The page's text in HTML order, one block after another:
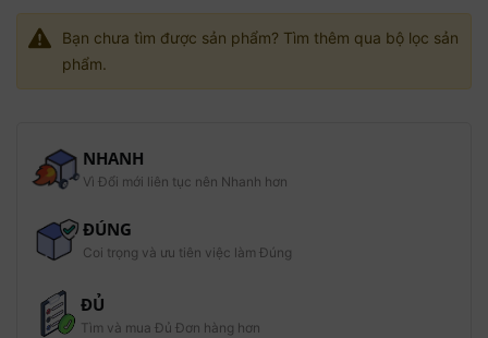
Bạn chưa tìm được sản phẩm? Tìm thêm qua bộ lọc sản
phẩm.
NHANH
Vì Đổi mới liên tục nên Nhanh hơn
ĐÚNG
Coi trọng và ưu tiên việc làm Đúng
ĐỦ
Tìm và mua Đủ Đơn hàng hơn